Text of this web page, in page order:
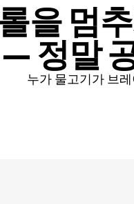
을 멈
— 정말
누가 물고기가 브